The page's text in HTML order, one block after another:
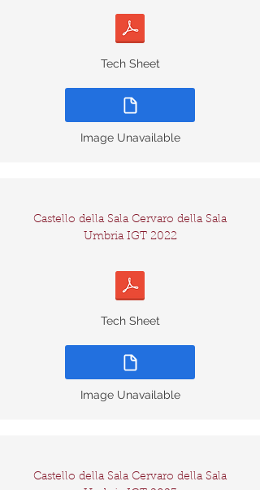
Tech Sheet
Image Unavailable
Castello della Sala Cervaro della Sala
Umbria IGT 2022
Tech Sheet
Image Unavailable
Castello della Sala Cervaro della Sala